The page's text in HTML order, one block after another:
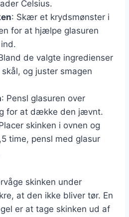
Celsius.
: Skær et krydsmønster i
for at hjælpe glasuren
de valgte ingredienser
og juster smagen
: Pensl glasuren over
for at dække den jævnt.
skinken i ovnen og
time, pensl med glasur
skinken under
at den ikke bliver tør. En
er at tage skinken ud af